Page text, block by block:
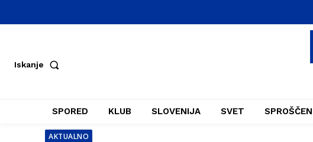
Iskanje
SPORED KLUB SLOVENIJA SVET
AKTUALNO